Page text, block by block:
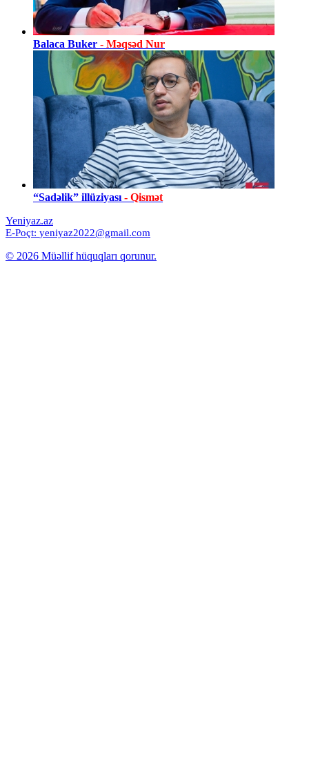
Balaca Buker - Məqsəd Nur
“Sadəlik” illüziyası - Qismət
Yeniyaz.az
E-Poçt: yeniyaz2022@gmail.com
© 2026 Müəllif hüquqları qorunur.